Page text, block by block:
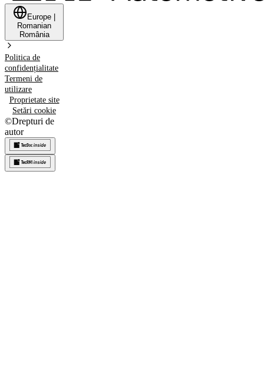
Europe
Romanian
România
Politica de
confidențialitate
Termeni de
utilizare
Proprietate site
Setări cookie
©Drepturi de
autor